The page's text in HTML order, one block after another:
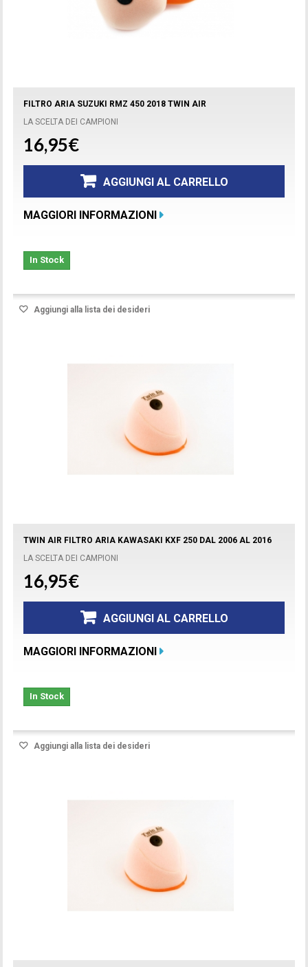
FILTRO ARIA SUZUKI RMZ 450 2018 TWIN AIR
LA SCELTA DEI CAMPIONI
16,95€
AGGIUNGI AL CARRELLO
MAGGIORI INFORMAZIONI
In Stock
Aggiungi alla lista dei desideri
TWIN AIR FILTRO ARIA KAWASAKI KXF 250 DAL 2006 AL 2016
LA SCELTA DEI CAMPIONI
16,95€
AGGIUNGI AL CARRELLO
MAGGIORI INFORMAZIONI
In Stock
Aggiungi alla lista dei desideri